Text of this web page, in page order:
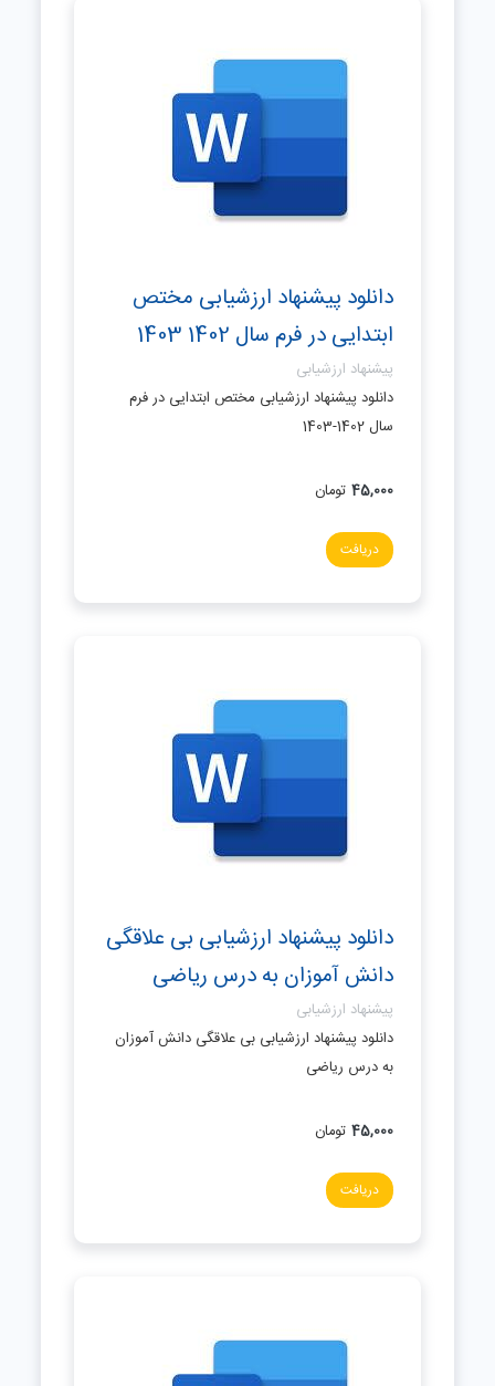
دانلود پیشنهاد ارزشیابی مختص
ابتدایی در فرم سال 1402 1403
پیشنهاد ارزشیابی
دانلود پیشنهاد ارزشیابی مختص ابتدایی در فرم
سال 1402-1403
45,000 تومان
دریافت
دانلود پیشنهاد ارزشیابی بی علاقگی
دانش آموزان به درس ریاضی
پیشنهاد ارزشیابی
دانلود پیشنهاد ارزشیابی بی علاقگی دانش آموزان
به درس ریاضی
45,000 تومان
دریافت